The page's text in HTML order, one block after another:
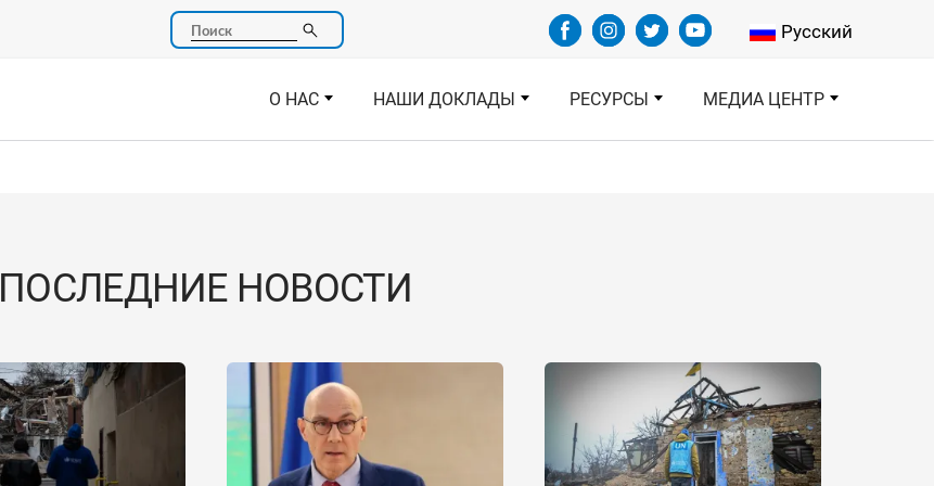
Поиск Select your
Русский
О НАС НАШИ ДОКЛАДЫ РЕСУРСЫ МЕДИА ЦЕНТР
ПОСЛЕДНИЕ НОВОСТИ